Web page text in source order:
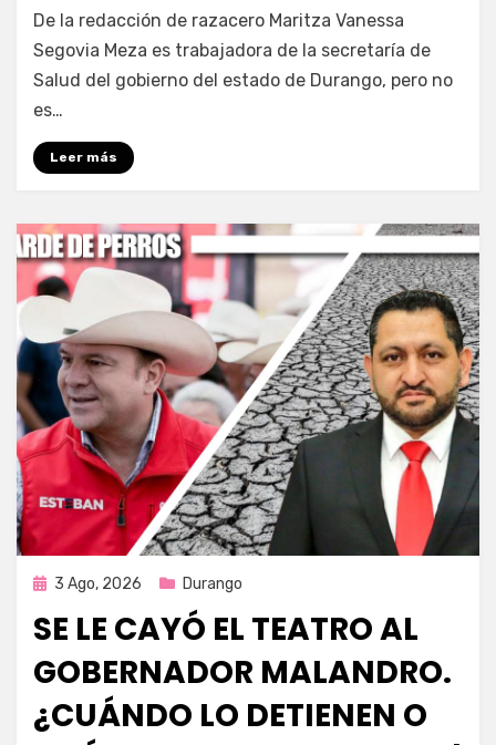
por Fernando Miranda Servín
De la redacción de razacero Maritza Vanessa
Segovia Meza es trabajadora de la secretaría de
Salud del gobierno del estado de Durango, pero no
es…
Leer más
Publicada
3 Ago, 2026 Durango
SE LE CAYÓ EL TEATRO AL
GOBERNADOR MALANDRO.
¿CUÁNDO LO DETIENEN O